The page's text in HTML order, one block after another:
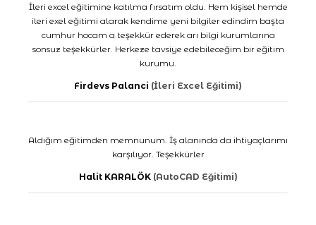
İleri excel eğitimine katılma fırsatım oldu. Hem kişisel hemde
ileri exel eğitimi alarak kendime yeni bilgiler edindim başta
cumhur hocam a teşekkür ederek arı bilgi kurumlarına
sonsuz teşekkürler. Herkeze tavsiye edebileceğim bir eğitim
kurumu.
Firdevs Palanci (İleri Excel Eğitimi)
Aldığım eğitimden memnunum. İş alanında da ihtiyaçlarımı
karşılıyor. Teşekkürler
Halit KARALÖK (AutoCAD Eğitimi)